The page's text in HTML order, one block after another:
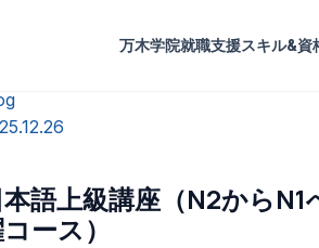
万木学院就職支援スキル&資
本語上級講座（N2からN1
ース）